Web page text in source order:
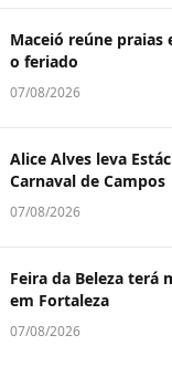
Maceió reúne praias
o feriado
07/08/2026
Alice Alves leva
Carnaval de Campos
07/08/2026
Feira da Beleza terá
em Fortaleza
07/08/2026